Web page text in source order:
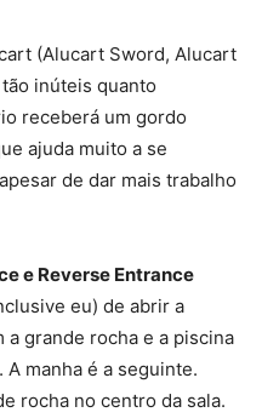
(Alucart Sword, Alucart
inúteis quanto
receberá um gordo
ajuda muito a se
de dar mais trabalho
e Reverse Entrance
eu) de abrir a
a grande rocha e a piscina
manha é a seguinte.
rocha no centro da sala.